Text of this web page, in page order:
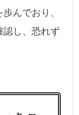
んでおり、
認し、恐れず